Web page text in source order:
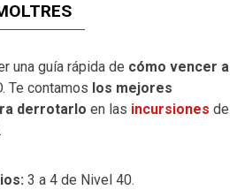
una guía rápida de cómo vencer a
Te contamos los mejores
derrotarlo en las incursiones de
3 a 4 de Nivel 40.